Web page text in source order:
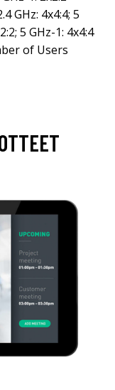
GHz: 4x4:4; 5
5 GHz-1: 4x4:4
of Users